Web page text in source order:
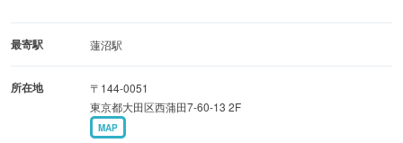
最寄駅 蓮沼駅
所在地
〒144-0051
東京都大田区西蒲田7-60-13 2F
MAP